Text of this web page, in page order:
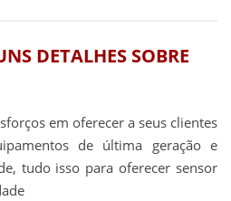
DETALHES SOBRE
em oferecer a seus clientes
de última geração e
tudo isso para oferecer sensor